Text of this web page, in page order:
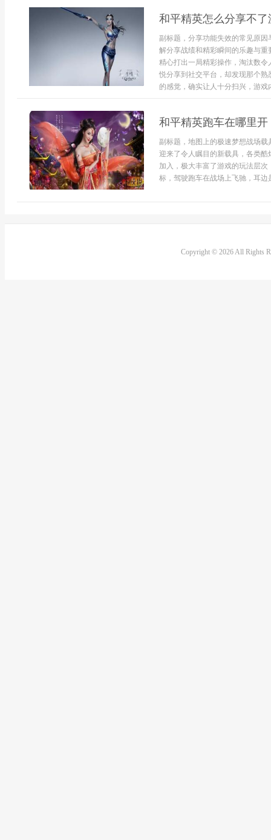
和平精英怎么分享不
副标题，分享功能失效的常见原
解分享战绩和精彩瞬间的乐趣与
精心打出一局精彩操作，淘汰数
悦分享到社交平台，却发现那个
的感觉，确实让人十分扫兴，游
和平精英跑车在哪里
副标题，地图上的极速梦想战场
迎来了令人瞩目的新载具，各类
加入，极大丰富了游戏的玩法层
标，驾驶跑车在战场上飞驰，耳边
Copyright © 2026 All Rights